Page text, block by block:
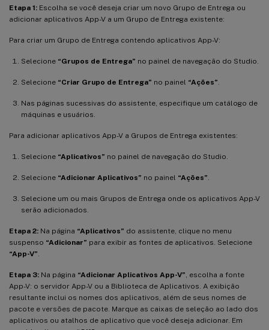
Etapa 1: Escolha se você deseja criar um novo Grupo de Entrega ou
adicionar aplicativos App-V a um Grupo de Entrega existente:
Para criar um Grupo de Entrega contendo aplicativos App-V:
Selecione “Grupos de Entrega” no painel de navegação do Studio.
Selecione “Criar Grupo de Entrega” no painel “Ações”
Nas páginas sucessivas do assistente, especifique um catálogo de
máquinas e usuários.
Para adicionar aplicativos App-V a Grupos de Entrega existentes:
Selecione “Aplicativos” no painel de navegação do Studio.
Selecione “Adicionar Aplicativos” no painel “Ações”
Selecione um ou mais Grupos de Entrega onde os aplicativos App-V
serão adicionados.
Etapa 2: Na página “Aplicativos” do assistente, clique no menu
suspenso “Adicionar” para exibir as fontes de aplicativos. Selecione
“App-V”
Etapa 3: Na página “Adicionar Aplicativos App-V” , escolha a fonte
App-V: o servidor App-V ou a Biblioteca de Aplicativos. A exibição
resultante inclui os nomes dos aplicativos, além de seus nomes de
pacote e versões de pacote. Marque as caixas de seleção ao lado dos
aplicativos ou atalhos de aplicativo que você deseja adicionar. Em